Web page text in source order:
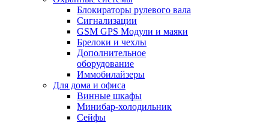
Блокираторы рулевого вала
Сигнализации
GSM GPS Модули и маяки
Брелоки и чехлы
Дополнительное
оборудование
Иммобилайзеры
Для дома и офиса
Винные шкафы
Минибар-холодильник
Сейфы